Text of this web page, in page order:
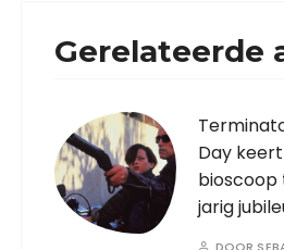
Gerelateerde
Day
bioscoop
jarig